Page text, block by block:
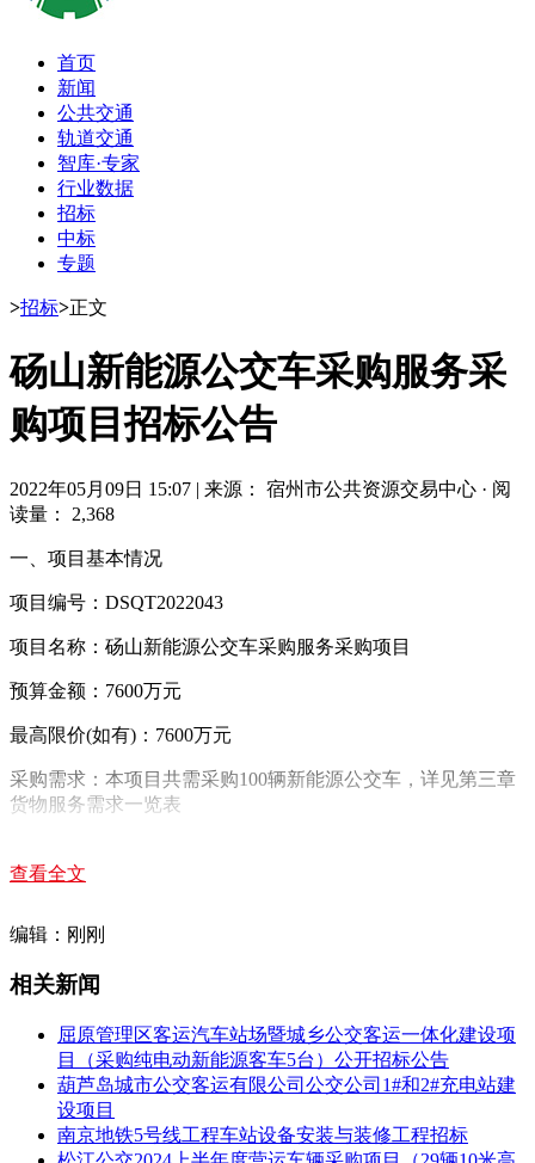
首页
新闻
公共交通
轨道交通
智库·专家
行业数据
招标
中标
专题
>招标>正文
砀山新能源公交车采购服务采
购项目招标公告
2022年05月09日 15:07 | 来源： 宿州市公共资源交易中心 · 阅
读量： 2,368
一、项目基本情况
项目编号：DSQT2022043
项目名称：砀山新能源公交车采购服务采购项目
预算金额：7600万元
最高限价(如有)：7600万元
采购需求：本项目共需采购100辆新能源公交车，详见第三章
货物服务需求一览表
二、申请人的资格要求：
1.投标人须具有独立法人资格，并具有营业执照;
2.本项目的特定资格要求：投标人(含不具有独立法人资格的
分公司、不含具备独立法人资格的子公司)存在以下不良信用
记录情形之一，不得推荐为中标候选人，不得确定为中标人：
(1)投标人被人民法院列入失信被执行人的;
查看全文
编辑：刚刚
相关新闻
屈原管理区客运汽车站场暨城乡公交客运一体化建设项
目（采购纯电动新能源客车5台）公开招标公告
葫芦岛城市公交客运有限公司公交公司1#和2#充电站建
设项目
南京地铁5号线工程车站设备安装与装修工程招标